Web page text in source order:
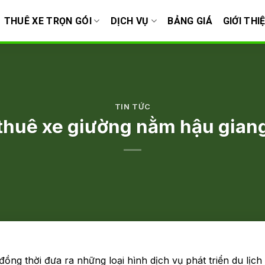
THUÊ XE TRỌN GÓI DỊCH VỤ BẢNG GIÁ GIỚI
TIN TỨC
xe giường nằm hậu
thời đưa ra những loại hình dịch vụ phát triển du lịch